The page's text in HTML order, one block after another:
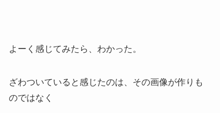
よーく感じてみたら、わかった。
ざわついていると感じたのは、その画像が作りも
のではなく